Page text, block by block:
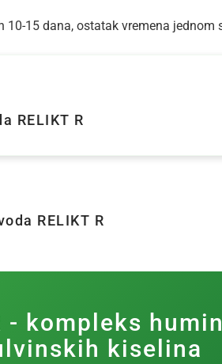
15 dana, ostatak vremena jednom
RELIKT R
RELIKT R
- kompleks
kiselina